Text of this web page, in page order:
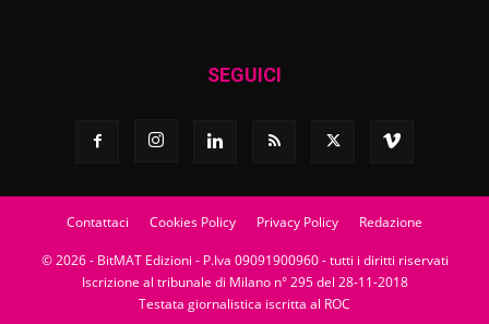
SEGUICI
Contattaci Cookies Policy Privacy Policy Redazione
© 2026 - BitMAT Edizioni - P.Iva 09091900960 - tutti i diritti riservati
Iscrizione al tribunale di Milano n° 295 del 28-11-2018
Testata giornalistica iscritta al ROC